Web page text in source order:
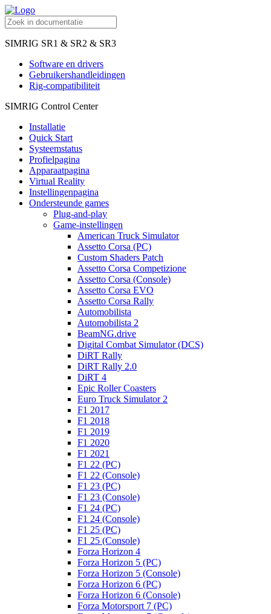
SIMRIG SR1 & SR2 & SR3
Software en drivers
Gebruikershandleidingen
Rig-compatibiliteit
SIMRIG Control Center
Installatie
Quick Start
Systeemstatus
Profielpagina
Apparaatpagina
Virtual Reality
Instellingenpagina
Ondersteunde games
Plug-and-play
Game-instellingen
American Truck Simulator
Assetto Corsa (PC)
Custom Shaders Patch
Assetto Corsa Competizione
Assetto Corsa (Console)
Assetto Corsa EVO
Assetto Corsa Rally
Automobilista
Automobilista 2
BeamNG.drive
Digital Combat Simulator (DCS)
DiRT Rally
DiRT Rally 2.0
DiRT 4
Epic Roller Coasters
Euro Truck Simulator 2
F1 2017
F1 2018
F1 2019
F1 2020
F1 2021
F1 22 (PC)
F1 22 (Console)
F1 23 (PC)
F1 23 (Console)
F1 24 (PC)
F1 24 (Console)
F1 25 (PC)
F1 25 (Console)
Forza Horizon 4
Forza Horizon 5 (PC)
Forza Horizon 5 (Console)
Forza Horizon 6 (PC)
Forza Horizon 6 (Console)
Forza Motorsport 7 (PC)